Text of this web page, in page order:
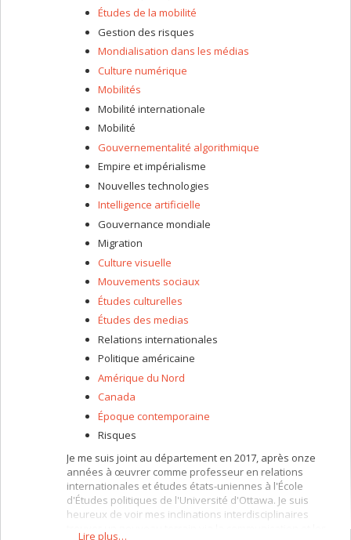
Études de la mobilité
Gestion des risques
Mondialisation dans les médias
Culture numérique
Mobilités
Mobilité internationale
Mobilité
Gouvernementalité algorithmique
Empire et impérialisme
Nouvelles technologies
Intelligence artificielle
Gouvernance mondiale
Migration
Culture visuelle
Mouvements sociaux
Études culturelles
Études des medias
Relations internationales
Politique américaine
Amérique du Nord
Canada
Époque contemporaine
Risques
Je me suis joint au département en 2017, après onze
années à œuvrer comme professeur en relations
internationales et études états-uniennes à l'École
d'Études politiques de l'Université d'Ottawa. Je suis
heureux de voir mes inclinations interdisciplinaires
Lire plus…